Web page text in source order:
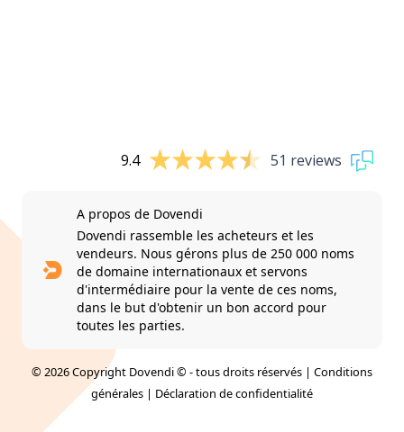
9.4 51 reviews
A propos de Dovendi
Dovendi rassemble les acheteurs et les
vendeurs. Nous gérons plus de 250 000 noms
de domaine internationaux et servons
d'intermédiaire pour la vente de ces noms,
dans le but d'obtenir un bon accord pour
toutes les parties.
© 2026 Copyright Dovendi © - tous droits réservés | Conditions
générales | Déclaration de confidentialité